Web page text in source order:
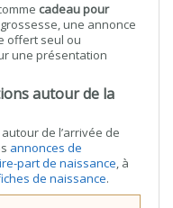
cadeau pour
une annonce
offert seul ou
une présentation
autour de la
de l’arrivée de
annonces de
part de naissance, à
de naissance.